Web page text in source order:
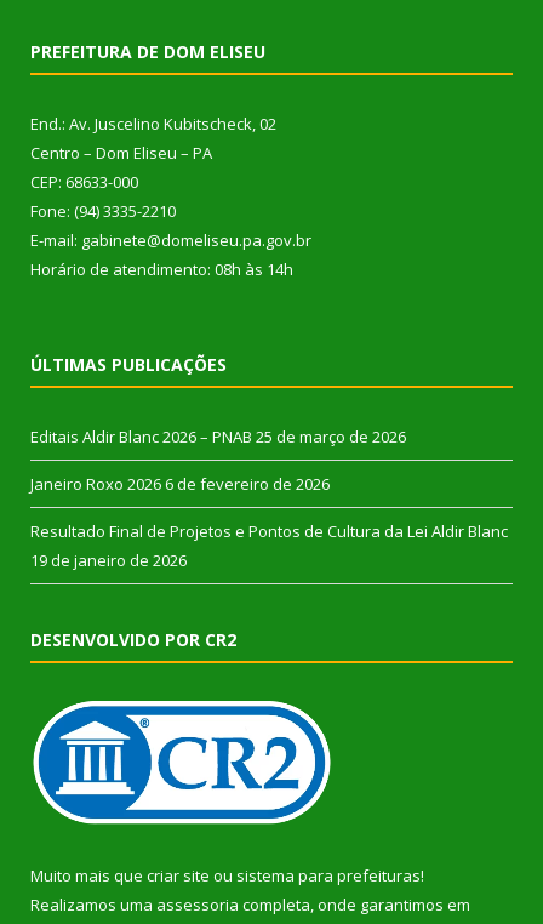
PREFEITURA DE DOM ELISEU
End.: Av. Juscelino Kubitscheck, 02
Centro – Dom Eliseu – PA
CEP: 68633-000
Fone: (94) 3335-2210
E-mail: gabinete@domeliseu.pa.gov.br
Horário de atendimento: 08h às 14h
ÚLTIMAS PUBLICAÇÕES
Editais Aldir Blanc 2026 – PNAB 25 de março de 2026
Janeiro Roxo 2026 6 de fevereiro de 2026
Resultado Final de Projetos e Pontos de Cultura da Lei Aldir Blanc
19 de janeiro de 2026
DESENVOLVIDO POR CR2
Muito mais que criar site ou sistema para prefeituras!
Realizamos uma assessoria completa, onde garantimos em